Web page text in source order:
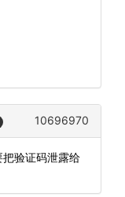
10696970
把验证码泄露给